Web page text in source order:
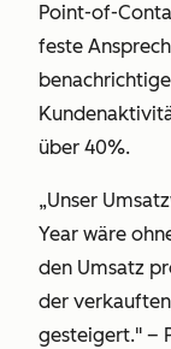
Point-of-
feste
über 40%.
„Unser
Year wäre
den Umsatz
der
gesteigert." –